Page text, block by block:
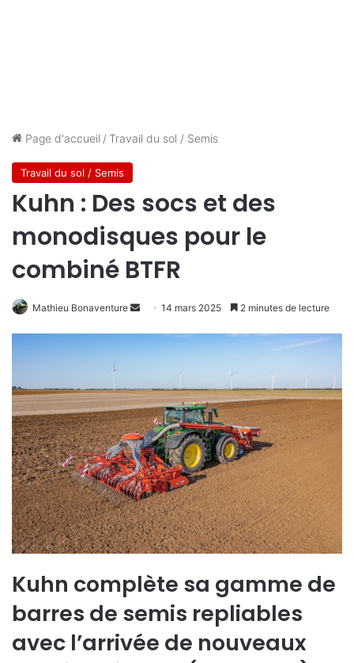
Page d'accueil /Travail du sol / Semis
Travail du sol / Semis
Kuhn : Des socs et des
monodisques pour le
combiné BTFR
Mathieu Bonaventure
Envoyer14 mars 2025 2 minutes de lecture
Kuhn complète sa gamme de
barres de semis repliables
avec l’arrivée de nouveaux